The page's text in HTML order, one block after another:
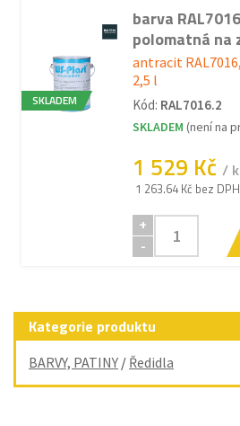
SKLADEM
barva
polomatná na
antracit
2,5 l
Kód: RAL7016.2
SKLADEM (není na
1 529 Kč /
1 263.64 Kč bez DPH
+
-
Kategorie produktu
BARVY, PATINY / Ředidla